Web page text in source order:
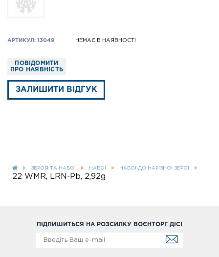
АРТИКУЛ: 13049 НЕМАЄ В НАЯВНОСТІ
ПОВІДОМИТИ
ПРО НАЯВНІСТЬ
ЗАЛИШИТИ ВІДГУК
ЗБРОЯ ТА НАБОЇ НАБОЇ НАБОЇ ДО НАРІЗНОЇ ЗБРОЇ
22 WMR, LRN-Pb, 2,92g
ПІДПИШИТЬСЯ НА РОЗСИЛКУ ВОЄНТОРГ ДІСІ